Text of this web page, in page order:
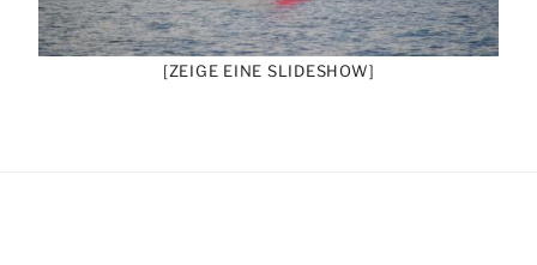
[ZEIGE EINE SLIDESHOW]